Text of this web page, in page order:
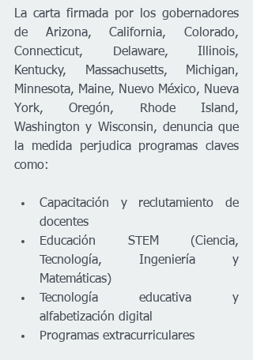
La carta firmada por los gobernadores
de Arizona, California, Colorado,
Connecticut, Delaware, Illinois,
Kentucky, Massachusetts, Michigan,
Minnesota, Maine, Nuevo México, Nueva
York, Oregón, Rhode Island,
Washington y Wisconsin, denuncia que
la medida perjudica programas claves
como:
Capacitación y reclutamiento de
docentes
Educación STEM (Ciencia,
Tecnología, Ingeniería y
Matemáticas)
Tecnología educativa y
alfabetización digital
Programas extracurriculares